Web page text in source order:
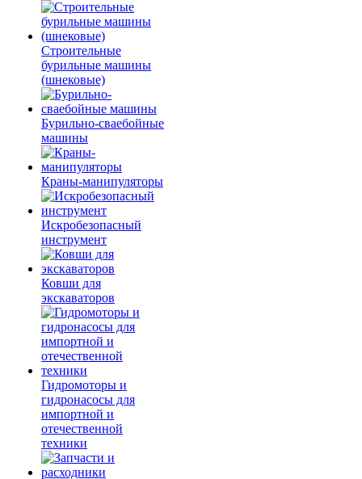
Строительные
бурильные машины
(шнековые)
Бурильно-сваебойные
машины
Краны-манипуляторы
Искробезопасный
инструмент
Ковши для
экскаваторов
Гидромоторы и
гидронасосы для
импортной и
отечественной
техники